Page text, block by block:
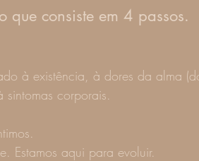
que consiste em 4 passos.
à existência, à dores da alma
corporais.
Estamos aqui para evoluir.